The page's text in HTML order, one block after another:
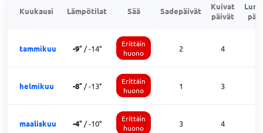
Kuukausi Lämpötilat Sää Sadepäivät
Kuivat
päivät
tammikuu -9°/-14°
Erittäin
huono
2 4
helmikuu -8°/-13°
Erittäin
huono
1 3
maaliskuu -4°/-10°
Erittäin
huono
3 4